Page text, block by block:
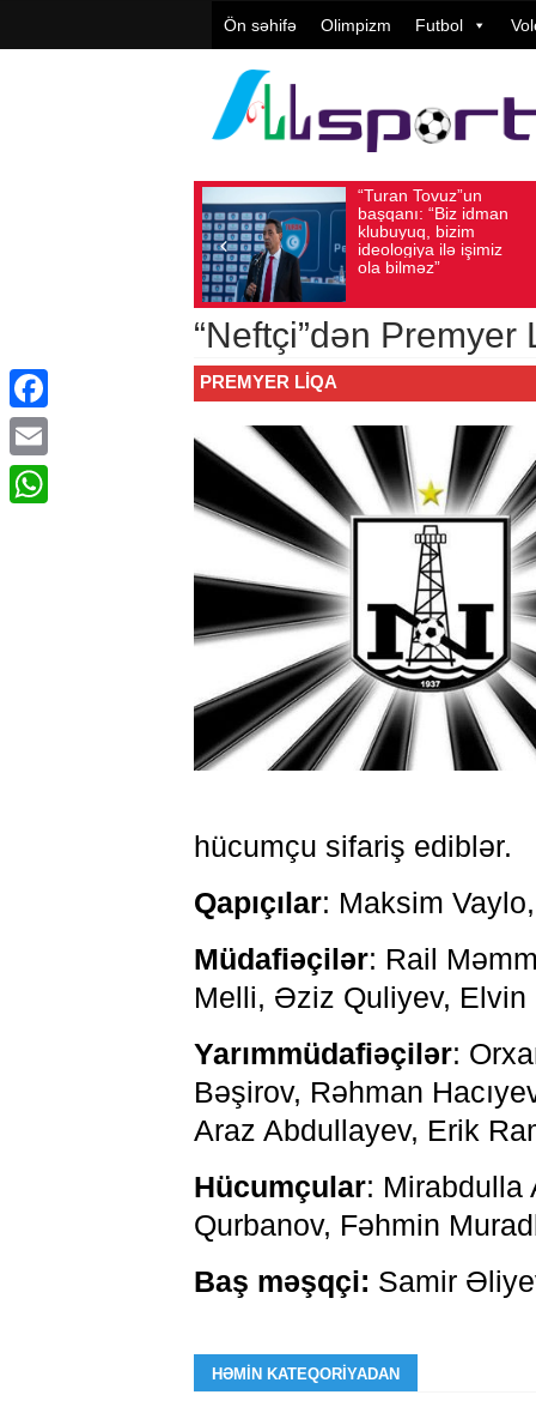
Ön səhifə Olimpizm Futbol
başqanı: “Biz idman
klubuyuq, bizim
ideologiya ilə işimiz
ola bilməz”
Vüqar
Avqust 05, 2026
“Neftçi”dən
PREMYER LIQA
hücumçu sifariş ediblər.
Qapıçılar: Maksim
Müdafiəçilər: Rail
Melli, Əziz Quliyev,
Yarımmüdafiəçilər:
Bəşirov, Rəhman
Araz Abdullayev, Erik
Hücumçular: Mirabdulla
Qurbanov, Fəhmin
Baş məşqçi: Samir
HƏMIN KATEQORIYADAN
Facebook
Email